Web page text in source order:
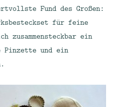
Fund des Großen:
für feine
zusammensteckbar ein
Pinzette und ein